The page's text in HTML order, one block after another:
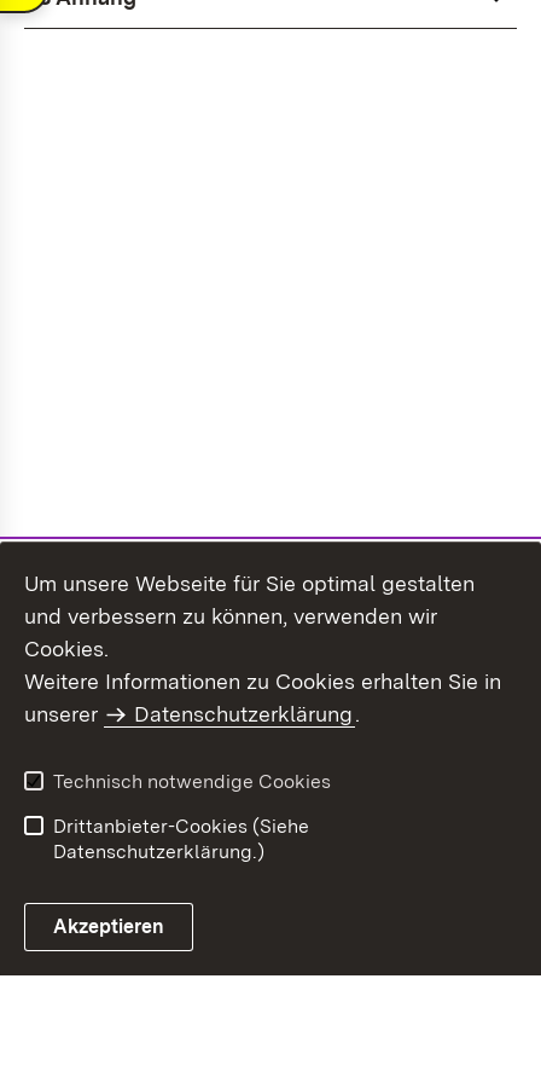
Um unsere Webseite für Sie optimal gestalten
und verbessern zu können, verwenden wir
Cookies.
Weitere Informationen zu Cookies erhalten Sie in
unserer
Datenschutzerklärung.
Technisch notwendige Cookies
Drittanbieter-Cookies (Siehe
Datenschutzerklärung.)
Akzeptieren